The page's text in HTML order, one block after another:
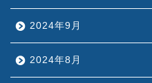
2024年9月
2024年8月